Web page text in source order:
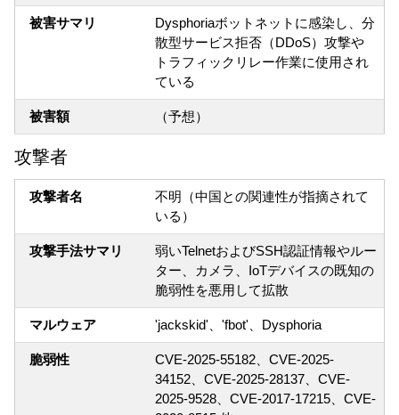
被害サマリ
Dysphoriaボットネットに感染し、分
散型サービス拒否（DDoS）攻撃や
トラフィックリレー作業に使用され
ている
被害額 （予想）
攻撃者
攻撃者名
不明（中国との関連性が指摘されて
いる）
攻撃手法サマリ
弱いTelnetおよびSSH認証情報やルー
ター、カメラ、IoTデバイスの既知の
脆弱性を悪用して拡散
マルウェア 'jackskid'、'fbot'、Dysphoria
脆弱性
CVE-2025-55182、CVE-2025-
34152、CVE-2025-28137、CVE-
2025-9528、CVE-2017-17215、CVE-